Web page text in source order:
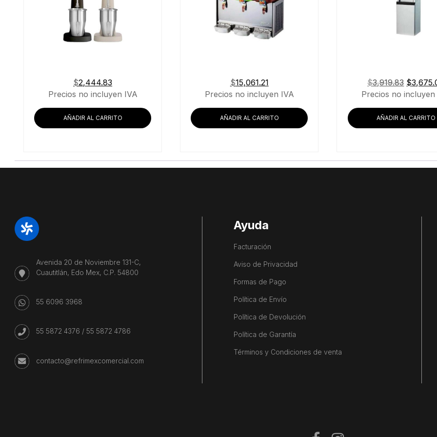
$2,444.83
Precios no incluyen IVA
AÑADIR AL CARRITO
$15,061.21
Precios no incluyen IVA
AÑADIR AL CARRITO
$3,919.83 El
precio
era:
$
Precios no incluyen
AÑADIR AL CARRITO
Avenida 20 de Noviembre 131-C,
Cuautitlán, Edo Mex, C.P. 54800
55 6096 3968
55 5872 4376 / 55 5872 4786
contacto@refrimexcomercial.com
Ayuda
Facturación
Aviso de Privacidad
Formas de Pago
Política de Envío
Política de Devolución
Política de Garantía
Términos y Condiciones de venta